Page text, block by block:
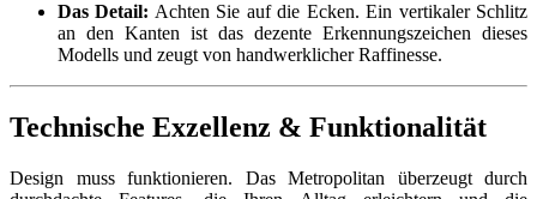
Das Detail: Achten Sie auf die Ecken. Ein vertikaler Schlitz
an den Kanten ist das dezente Erkennungszeichen dieses
Modells und zeugt von handwerklicher Raffinesse.
Technische Exzellenz & Funktionalität
Design muss funktionieren. Das Metropolitan überzeugt durch